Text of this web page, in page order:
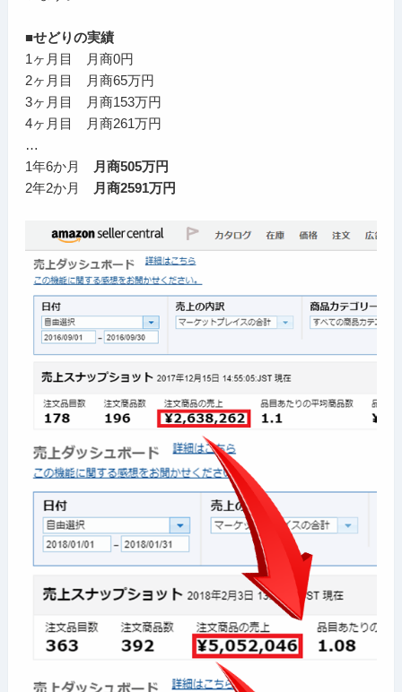
■せどりの実績
1ヶ月目 月商0円
2ヶ月目 月商65万円
3ヶ月目 月商153万円
4ヶ月目 月商261万円
…
1年6か月
月商505万円
2年2か月
月商2591万円